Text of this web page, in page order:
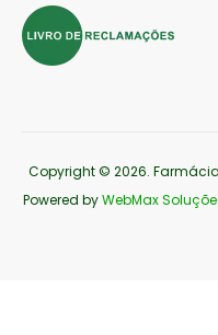
Copyright © 2026.
Powered byWebMax